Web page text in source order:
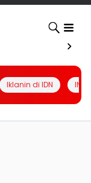
Iklanin di IDN